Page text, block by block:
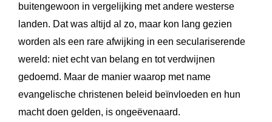
buitengewoon in vergelijking met andere westerse
landen. Dat was altijd al zo, maar kon lang gezien
worden als een rare afwijking in een seculariserende
wereld: niet echt van belang en tot verdwijnen
gedoemd. Maar de manier waarop met name
evangelische christenen beleid beïnvloeden en hun
macht doen gelden, is ongeëvenaard.